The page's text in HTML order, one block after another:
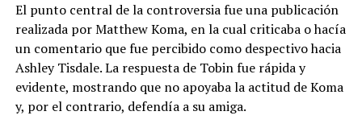
El punto central de la controversia fue una publicación
realizada por Matthew Koma, en la cual criticaba o hacía
un comentario que fue percibido como despectivo hacia
Ashley Tisdale. La respuesta de Tobin fue rápida y
evidente, mostrando que no apoyaba la actitud de Koma
y, por el contrario, defendía a su amiga.